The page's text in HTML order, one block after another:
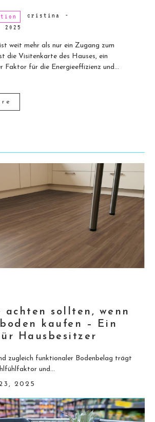
cristina
-
2025
weit mehr als nur ein Zugang zum
die Visitenkarte des Hauses, ein
Faktor für die Energieeffizienz und...
achten sollten, wenn
kaufen – Ein
Hausbesitzer
zugleich funktionaler Bodenbelag trägt
und...
2025